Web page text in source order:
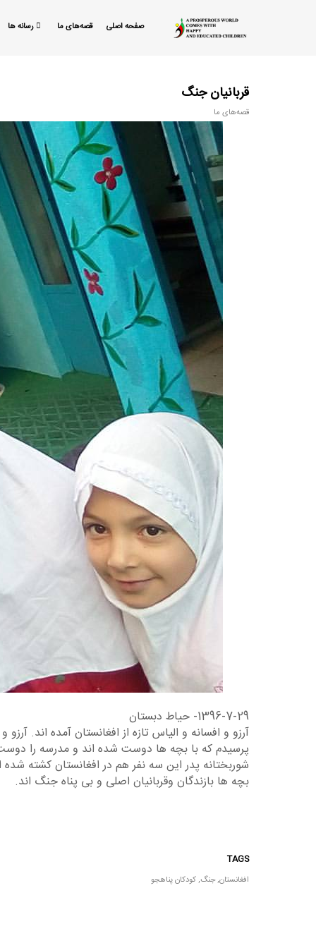
صفحه اصلی قصه‌های ما رسانه ها
قربانیان جنگ
قصه‌های ما
1396-7-29- حیاط دبستان
آرزو و افسانه و الیاس تازه از افغانستان آمده
پرسیدم که با بچه ها دوست شده اند و مدرسه را
شوربختانه پدر این سه نفر هم در افغانستان کشته
بچه ها بازندگان وقربانیان اصلی و بی پناه جنگ اند.
TAGS
افغانستان,جنگ,کودکان پناهجو